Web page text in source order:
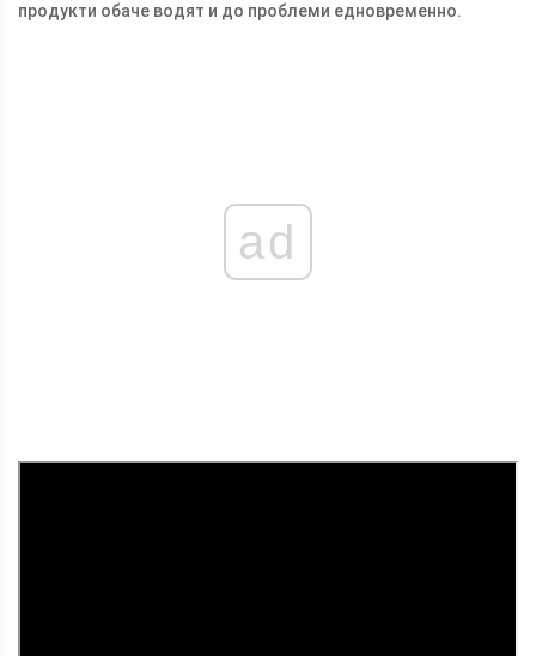
продукти обаче водят и до проблеми едновременно.
ad